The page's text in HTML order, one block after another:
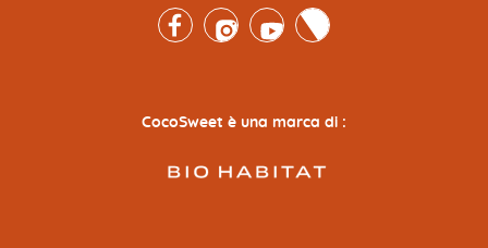
FacebookInstagramYoutubeTwitter
CocoSweet è una marca di :